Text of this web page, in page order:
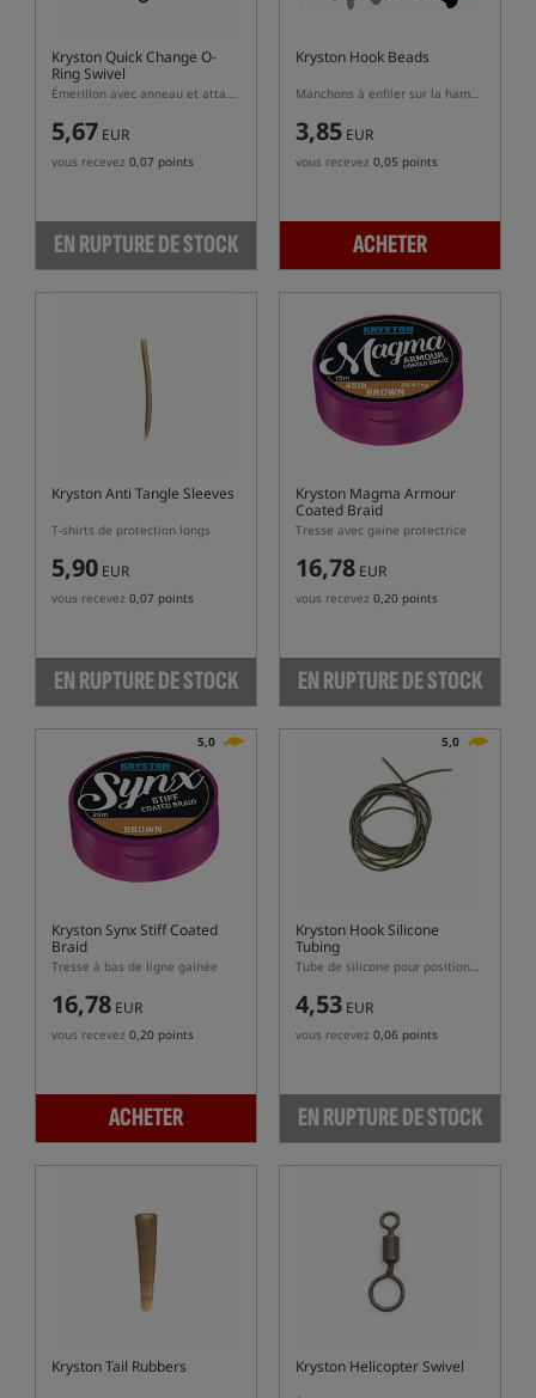
Kryston Quick Change O-
Ring Swivel
Émerillon avec anneau et attache rapide
5,67 EUR
vous recevez 0,07 points
EN RUPTURE DE STOCK
Kryston Hook Beads
Manchons à enfiler sur la hampe de l'hameçon
3,85 EUR
vous recevez 0,05 points
ACHETER
Kryston Anti Tangle Sleeves
T-shirts de protection longs
5,90 EUR
vous recevez 0,07 points
EN RUPTURE DE STOCK
Kryston Magma Armour
Coated Braid
Tresse avec gaine protectrice
16,78 EUR
vous recevez 0,20 points
EN RUPTURE DE STOCK
5,0
Kryston Synx Stiff Coated
Braid
Tresse à bas de ligne gainée
16,78 EUR
vous recevez 0,20 points
ACHETER
5,0
Kryston Hook Silicone
Tubing
Tube de silicone pour positionnement de cheveu
4,53 EUR
vous recevez 0,06 points
EN RUPTURE DE STOCK
Kryston Tail Rubbers Kryston Helicopter Swivel